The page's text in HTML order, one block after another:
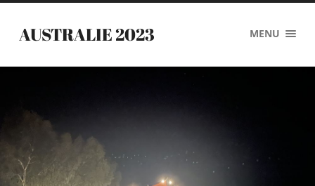
AUSTRALIE 2023 MENU